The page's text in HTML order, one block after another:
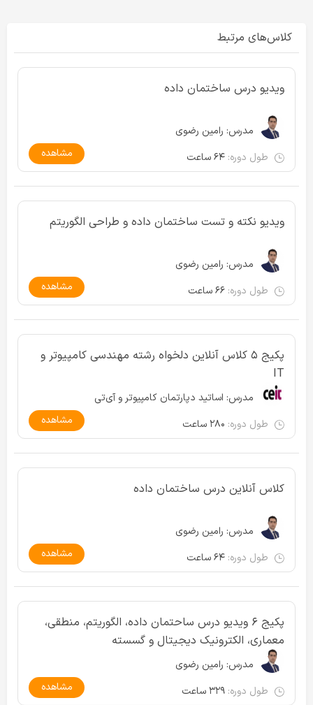
کلاس‌های مرتبط
ویدیو درس ساختمان داده
مدرس: رامین رضوی
طول دوره: ۶۴ ساعت مشاهده
ویدیو نکته و تست ساختمان داده و طراحی الگوریتم
مدرس: رامین رضوی
طول دوره: ۶۶ ساعت مشاهده
پکیج ۵ کلاس آنلاین دلخواه رشته مهندسی کامپیوتر و
IT
مدرس: اساتید دپارتمان کامپیوتر و آی‌تی
طول دوره: ۲۸۰ ساعت مشاهده
کلاس آنلاین درس ساختمان داده
مدرس: رامین رضوی
طول دوره: ۶۴ ساعت مشاهده
پکیج ۶ ویدیو درس ساحتمان داده، الگوریتم، منطقی،
معماری، الکترونیک دیجیتال و گسسته
مدرس: رامین رضوی
طول دوره: ۳۲۹ ساعت مشاهده